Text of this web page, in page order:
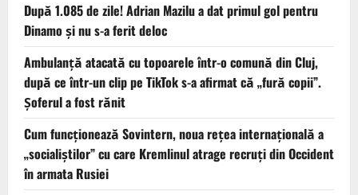
După 1.085 de zile! Adrian Mazilu a dat primul gol pentru
Dinamo și nu s-a ferit deloc
Ambulanţă atacată cu topoarele într-o comună din Cluj,
după ce într-un clip pe TikTok s-a afirmat că „fură copii”.
Șoferul a fost rănit
Cum funcționează Sovintern, noua rețea internațională a
„socialiștilor” cu care Kremlinul atrage recruți din Occident
în armata Rusiei